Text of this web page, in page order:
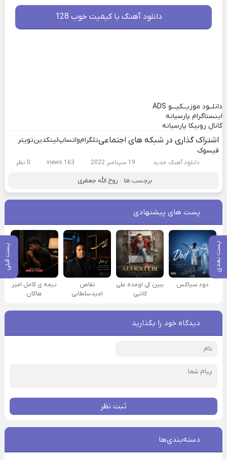
پست بعدی پست قبلی
دانلود آهنگ با کیفیت خوب 128
دانلــود موزیــکیـــو ADS
اینستاگرام پارسیانه
کانال روبیکا پارسیانه
اشتراک گذاری در شبکه های اجتماعیتلگرامواتساپلینکدینتویتر
فیسوک
دانلود آهنگ جدید 19 سپتامبر 2022 163 views 0 نظر
برچسب ها : روح الله جعفری
پست های پیشنهادی
دود سیاکس
ببین کی اومده علی
کاتبی
تقاص
امیدسلطانی
نیمه ی کامل امیر
هاکان
دیدگاه خود را بگذارید
ثبت نظر
دسته‌بندی‌ها